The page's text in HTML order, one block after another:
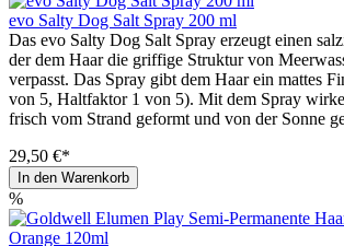
evo Salty Dog Salt Spray 200 ml
Das evo Salty Dog Salt Spray erzeugt einen
der dem Haar die griffige Struktur von
verpasst. Das Spray gibt dem Haar ein mattes
von 5, Haltfaktor 1 von 5). Mit dem Spray
frisch vom Strand geformt und von der Sonne
29,50 €*
In den Warenkorb
%